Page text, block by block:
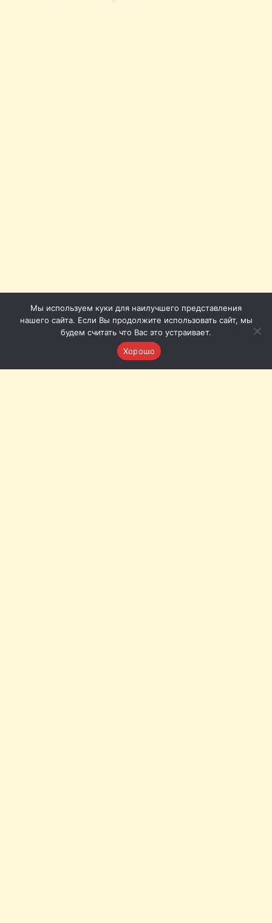
Мы используем куки для наилучшего представления
нашего сайта. Если Вы продолжите использовать сайт, мы
будем считать что Вас это устраивает.
Хорошо